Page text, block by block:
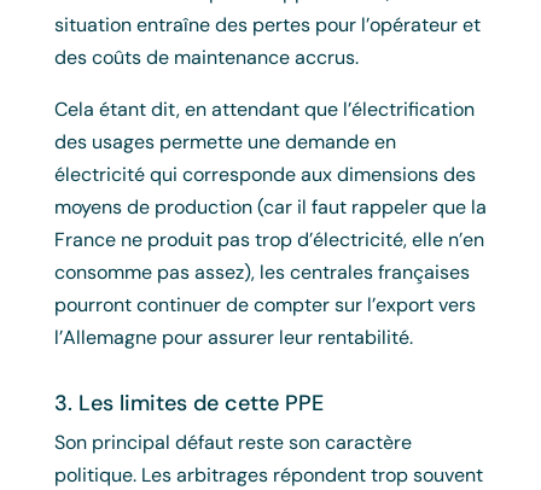
situation entraîne des pertes pour l’opérateur et
des coûts de maintenance accrus.
Cela étant dit, en attendant que l’électrification
des usages permette une demande en
électricité qui corresponde aux dimensions des
moyens de production (car il faut rappeler que la
France ne produit pas trop d’électricité, elle n’en
consomme pas assez), les centrales françaises
pourront continuer de compter sur l’export vers
l’Allemagne pour assurer leur rentabilité.
3. Les limites de cette PPE
Son principal défaut reste son caractère
politique. Les arbitrages répondent trop souvent